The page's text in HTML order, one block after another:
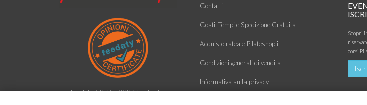
Feedaty4.8/5-2387feedbacks
Contatti
Costi, Tempi e Spedizione Gratuita
Acquisto rateale Pilateshop.it
Condizioni generali di vendita
Informativa sulla privacy
Scopri
corsi